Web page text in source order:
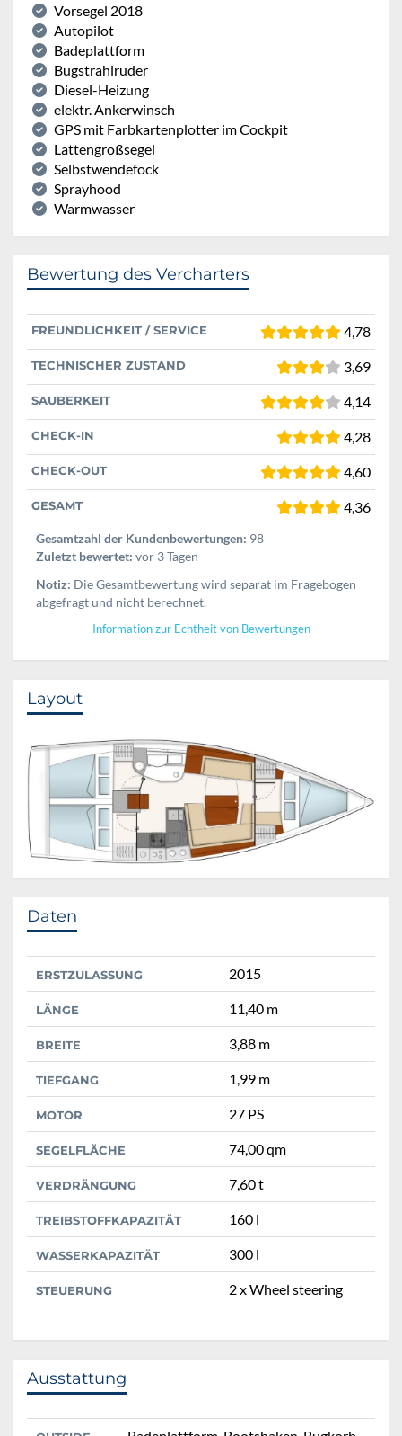
Vorsegel 2018
Autopilot
Badeplattform
Bugstrahlruder
Diesel-Heizung
elektr. Ankerwinsch
GPS mit Farbkartenplotter im Cockpit
Lattengroßsegel
Selbstwendefock
Sprayhood
Warmwasser
Bewertung des Vercharters
FREUNDLICHKEIT / SERVICE 4,78
TECHNISCHER ZUSTAND 3,69
SAUBERKEIT 4,14
CHECK-IN 4,28
CHECK-OUT 4,60
GESAMT 4,36
Gesamtzahl der Kundenbewertungen: 98
Zuletzt bewertet: vor 3 Tagen
Notiz: Die Gesamtbewertung wird separat im Fragebogen
abgefragt und nicht berechnet.
Information zur Echtheit von Bewertungen
Layout
Daten
ERSTZULASSUNG 2015
LÄNGE 11,40 m
BREITE 3,88 m
TIEFGANG 1,99 m
MOTOR 27 PS
SEGELFLÄCHE 74,00 qm
VERDRÄNGUNG 7,60 t
TREIBSTOFFKAPAZITÄT 160 l
WASSERKAPAZITÄT 300 l
STEUERUNG 2 x Wheel steering
Ausstattung